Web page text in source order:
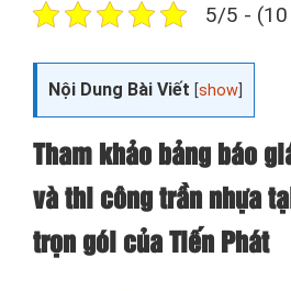
5/5 - (10
Nội Dung Bài Viết [show
Tham khảo bảng báo
và thi công trần nhựa
trọn gói của Tiến Phát